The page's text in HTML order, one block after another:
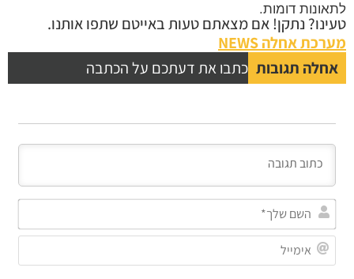
לתאונות דומות.
טעינו? נתקן! אם מצאתם טעות באייטם שתפו אותנו.
מערכת אחלה NEWS
אחלה תגובות כתבו את דעתכם על הכתבה